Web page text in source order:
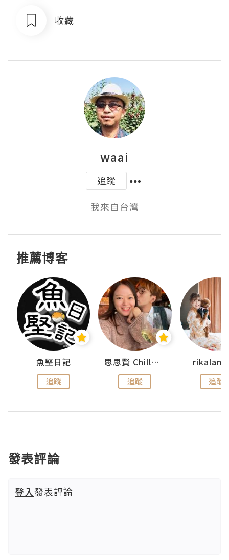
收藏
waai
追蹤
我來自台灣
推薦博客
魚堅日記
追蹤
思思賢 ChillMyBabe
追蹤 追蹤
發表評論
登入發表評論